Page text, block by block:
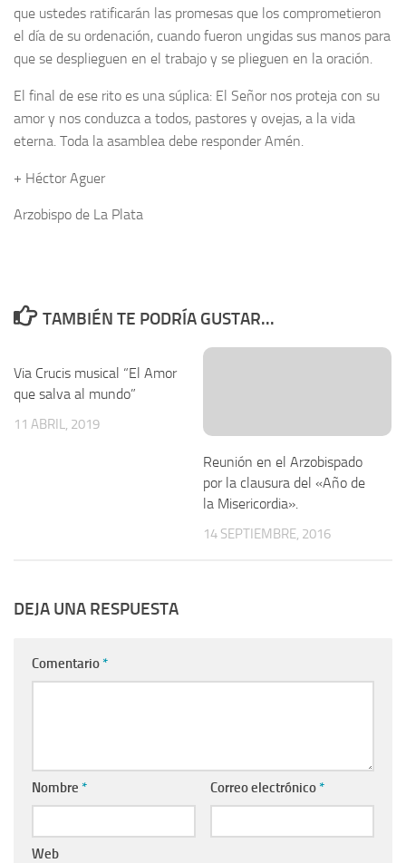
que ustedes ratificarán las promesas que los comprometieron
el día de su ordenación, cuando fueron ungidas sus manos para
que se desplieguen en el trabajo y se plieguen en la oración.
El final de ese rito es una súplica: El Señor nos proteja con su
amor y nos conduzca a todos, pastores y ovejas, a la vida
eterna. Toda la asamblea debe responder Amén.
+ Héctor Aguer
Arzobispo de La Plata
TAMBIÉN TE PODRÍA GUSTAR...
Via Crucis musical “El Amor
que salva al mundo”
11 ABRIL, 2019
Reunión en el Arzobispado
por la clausura del «Año de
la Misericordia».
14 SEPTIEMBRE, 2016
DEJA UNA RESPUESTA
Comentario *
Nombre * Correo electrónico *
Web